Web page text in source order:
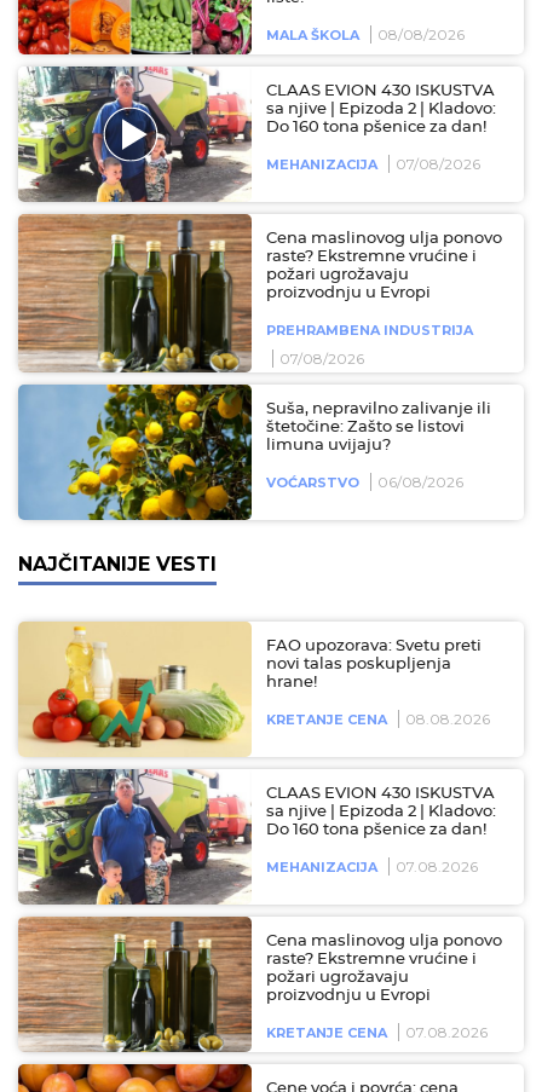
MALA ŠKOLA 08/08/2026
CLAAS EVION 430 ISKUSTVA
sa njive | Epizoda 2 | Kladovo:
Do 160 tona pšenice za dan!
MEHANIZACIJA 07/08/2026
Cena maslinovog ulja ponovo
raste? Ekstremne vrućine i
požari ugrožavaju
proizvodnju u Evropi
PREHRAMBENA INDUSTRIJA
07/08/2026
Suša, nepravilno zalivanje ili
štetočine: Zašto se listovi
limuna uvijaju?
VOĆARSTVO 06/08/2026
NAJČITANIJE VESTI
FAO upozorava: Svetu preti
novi talas poskupljenja
hrane!
KRETANJE CENA 08.08.2026
CLAAS EVION 430 ISKUSTVA
sa njive | Epizoda 2 | Kladovo:
Do 160 tona pšenice za dan!
MEHANIZACIJA 07.08.2026
Cena maslinovog ulja ponovo
raste? Ekstremne vrućine i
požari ugrožavaju
proizvodnju u Evropi
KRETANJE CENA 07.08.2026